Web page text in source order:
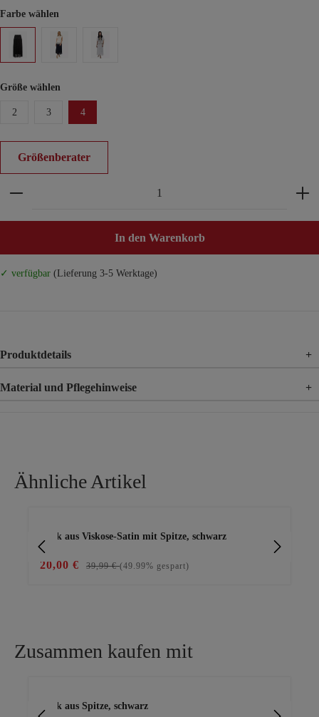
Farbe wählen
Größe wählen
2 3 4
Größenberater
Produkt Anzahl: Gib den gewünschten Wert ein
In den Warenkorb
✓ verfügbar (Lieferung 3-5 Werktage)
Produktdetails +
Material und Pflegehinweise +
Ähnliche Artikel
Rock aus Viskose-Satin mit Spitze, schwarz
20,00 € 39,99 €(49.99% gespart)
Zusammen kaufen mit
Rock aus Spitze, schwarz